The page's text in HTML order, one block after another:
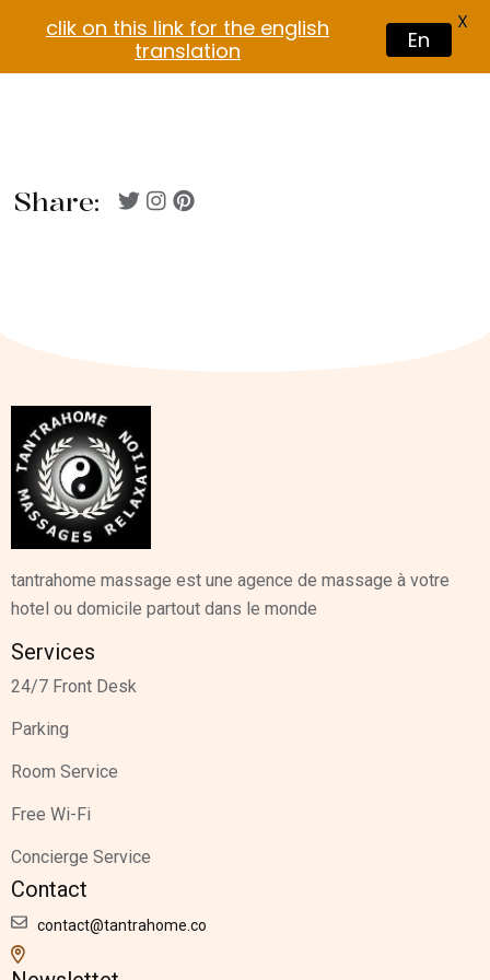
Share:
tantrahome massage est une agence de massage à votre
hotel ou domicile partout dans le monde
Services
24/7 Front Desk
Parking
Room Service
Free Wi-Fi
Concierge Service
Contact
contact@tantrahome.co
clik on this link for the english
translation
En
X